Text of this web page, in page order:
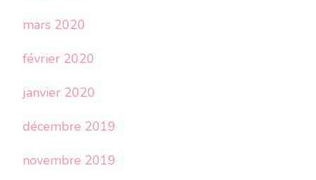
mars 2020
février 2020
janvier 2020
décembre 2019
novembre 2019